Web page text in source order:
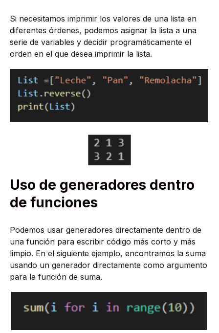
Si necesitamos imprimir los valores de una lista en
diferentes órdenes, podemos asignar la lista a una
serie de variables y decidir programáticamente el
orden en el que desea imprimir la lista.
Uso de generadores dentro
de funciones
Podemos usar generadores directamente dentro de
una función para escribir código más corto y más
limpio. En el siguiente ejemplo, encontramos la suma
usando un generador directamente como argumento
para la función de suma.